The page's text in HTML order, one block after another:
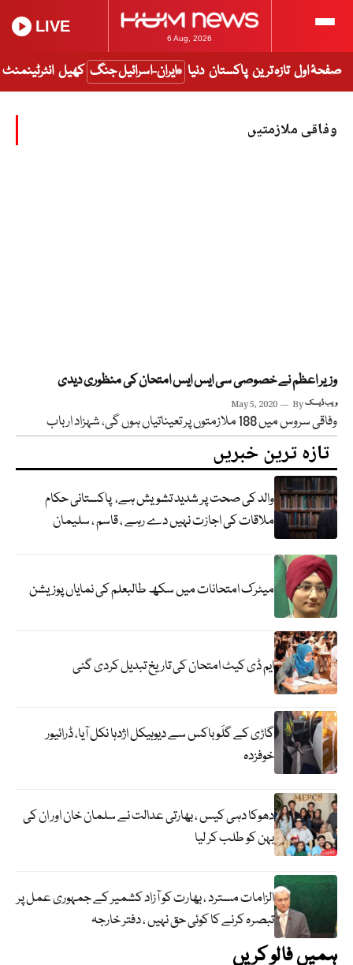
6 Aug, 2026
LIVE
صفحۂ اول تازہ ترین پاکستان دنیا ایران-اسرائیل جنگ کھیل انٹرٹینمنٹ
وفاقی ملازمتیں
وزیر اعظم نے خصوصی سی ایس ایس امتحان کی منظوری دیدی
May 5, 2020 Byویب ڈیسک
وفاقی سروس میں 188 ملازمتوں پر تعیناتیاں ہوں گی، شہزاد ارباب
تازہ ترین خبریں
والد کی صحت پر شدید تشویش ہے، پاکستانی حکام
ملاقات کی اجازت نہیں دے رہے ، قاسم ، سلیمان
میٹرک امتحانات میں سکھ طالبعلم کی نمایاں پوزیشن
ایم ڈی کیٹ امتحان کی تاریخ تبدیل کردی گئی
گاڑی کے گلَو باکس سے دیوہیکل اژدہا نکل آیا، ڈرائیور
خوفزدہ
دھوکا دہی کیس ، بھارتی عدالت نے سلمان خان اور ان کی
بہن کو طلب کر لیا
الزامات مسترد ، بھارت کو آزاد کشمیر کے جمہوری عمل پر
تبصرہ کرنے کا کوئی حق نہیں ، دفتر خارجہ
ہمیں فالو کریں